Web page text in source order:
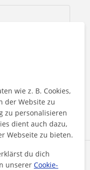
stimmen Sie
wie z. B. Cookies,
der Website zu
zu personalisieren
dient auch dazu,
Webseite zu bieten.
du dich
unsererCookie-